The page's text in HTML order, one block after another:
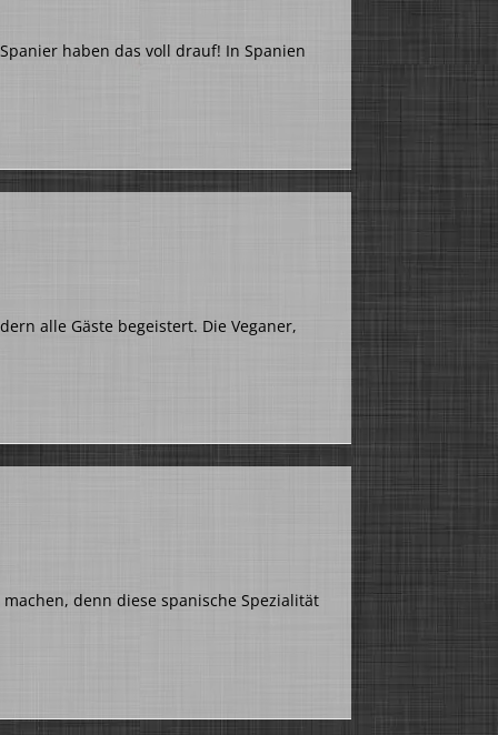
haben das voll drauf! In Spanien
alle Gäste begeistert. Die Veganer,
denn diese spanische Spezialität